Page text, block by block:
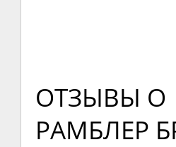
ОТЗЫВЫ О
РАМБЛЕР